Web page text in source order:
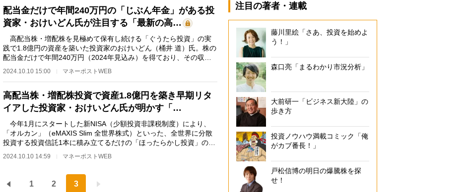
配当金だけで年間240万円の「じぶん年金」がある投
資家・おけいどん氏が注目する「最新の高…
高配当株・増配株を見極めて保有し続ける「ぐうたら投資」の実
践で1.8億円の資産を築いた投資家のおけいどん（桶井 道）氏。株の
配当金だけで年間240万円（2024年見込み）を得ており、その収入
2024.10.10 15:00 マネーポストWEB
高配当株・増配株投資で資産1.8億円を築き早期リタ
イアした投資家・おけいどん氏が明かす「…
今年1月にスタートした新NISA（少額投資非課税制度）により、
「オルカン」（eMAXIS Slim 全世界株式）といった、全世界に分散
投資する投資信託1本に積み立てるだけの「ほったらかし投資」の認
2024.10.10 14:59 マネーポストWEB
1 2 3
注目の著者・連載
藤川里絵「さあ、投資を始めよ
う！」
森口亮「まるわかり市況分析」
大前研一「ビジネス新大陸」の
歩き方
投資ノウハウ満載コミック「俺
がカブ番長！」
戸松信博の明日の爆騰株を探
せ！